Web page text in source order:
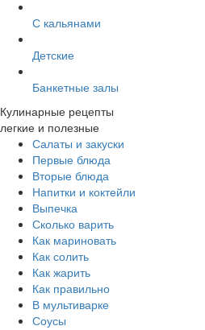
С кальянами
Детские
Банкетные залы
Кулинарные рецепты
легкие и полезные
Салаты и закуски
Первые блюда
Вторые блюда
Напитки и коктейли
Выпечка
Сколько варить
Как мариновать
Как солить
Как жарить
Как правильно
В мультиварке
Соусы